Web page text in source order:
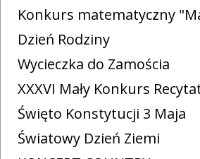
Konkurs matematyczny
Dzień Rodziny
Wycieczka do Zamościa
XXXVI Mały Konkurs
Święto Konstytucji 3 Maja
Światowy Dzień Ziemi